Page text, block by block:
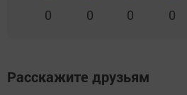
0 0 0 0
Расскажите друзьям